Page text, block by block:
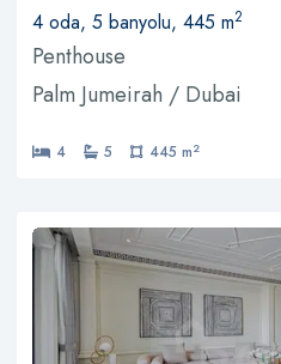
4 oda, 5 banyolu, 445 m2
Penthouse
Palm Jumeirah / Dubai
4 5 445 m2